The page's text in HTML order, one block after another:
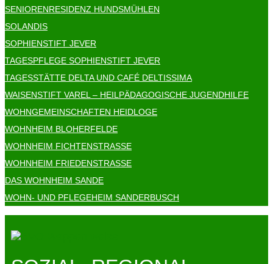
SENIORENRESIDENZ HUNDSMÜHLEN
SOLANDIS
SOPHIENSTIFT JEVER
TAGESPFLEGE SOPHIENSTIFT JEVER
TAGESSTÄTTE DELTA UND CAFÉ DELTISSIMA
WAISENSTIFT VAREL – HEILPÄDAGOGISCHE JUGENDHILFE
WOHNGEMEINSCHAFTEN HEIDLOGE
WOHNHEIM BLOHERFELDE
WOHNHEIM FICHTENSTRASSE
WOHNHEIM FRIEDENSTRASSE
DAS WOHNHEIM SANDE
WOHN- UND PFLEGEHEIM SANDERBUSCH